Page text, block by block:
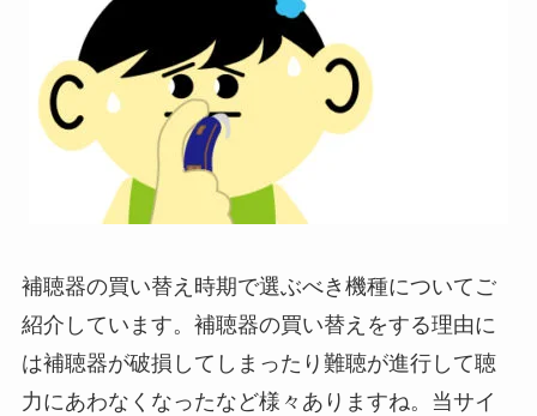
補聴器の買い替え時期で選ぶべき機種についてご
紹介しています。補聴器の買い替えをする理由に
は補聴器が破損してしまったり難聴が進行して聴
力にあわなくなったなど様々ありますね。当サイ